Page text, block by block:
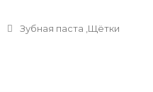
Зубная паста ,Щётки